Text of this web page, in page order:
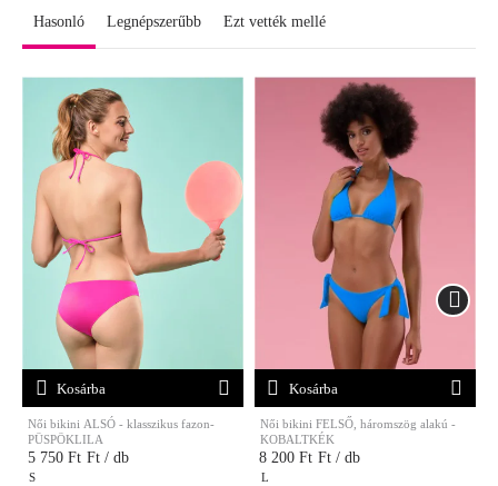
Hasonló Legnépszerűbb Ezt vették mellé
Női bikini ALSÓ - klasszikus fazon-
PÜSPÖKLILA
S
5 750 Ft Ft / db
Kosárba
Női bikini FELSŐ, háromszög alakú -
KOBALTKÉK
L
8 200 Ft Ft / db
Kosárba